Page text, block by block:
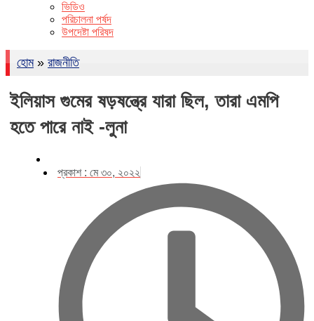
ভিডিও
পরিচালনা পর্ষদ
উপদেষ্টা পরিষদ
হোম» রাজনীতি
ইলিয়াস গুমের ষড়ষন্ত্রে যারা ছিল, তারা এমপি
হতে পারে নাই -লুনা
প্রকাশ : মে ৩০, ২০২২